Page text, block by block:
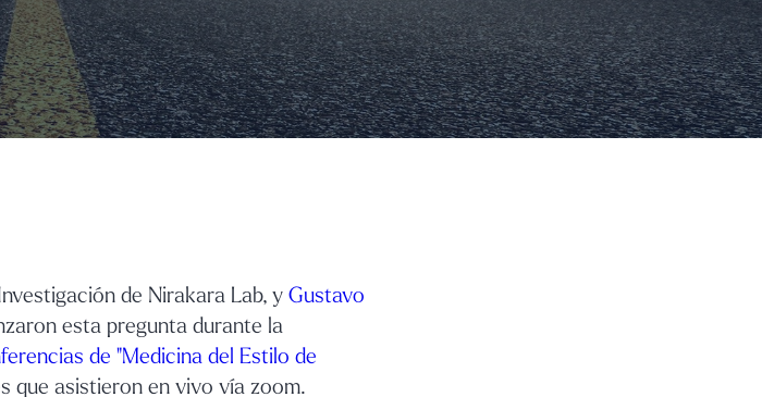
de Nirakara Lab, y Gustavo
esta pregunta durante la
de "Medicina del Estilo de
que asistieron en vivo vía zoom.